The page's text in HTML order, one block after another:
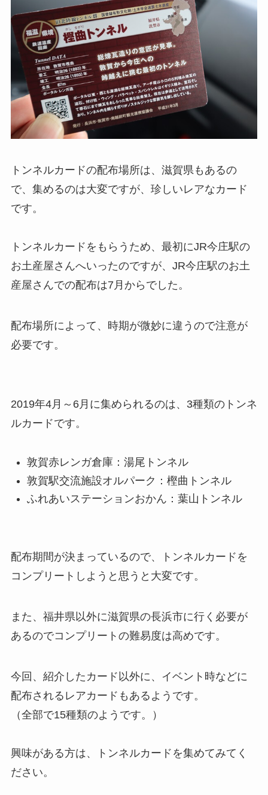
トンネルカードの配布場所は、滋賀県もあるの
で、集めるのは大変ですが、珍しいレアなカード
です。
トンネルカードをもらうため、最初にJR今庄駅の
お土産屋さんへいったのですが、JR今庄駅のお土
産屋さんでの配布は7月からでした。
配布場所によって、時期が微妙に違うので注意が
必要です。
2019年4月～6月に集められるのは、3種類のトンネ
ルカードです。
敦賀赤レンガ倉庫：湯尾トンネル
敦賀駅交流施設オルパーク：樫曲トンネル
ふれあいステーションおかん：葉山トンネル
配布期間が決まっているので、トンネルカードを
コンプリートしようと思うと大変です。
また、福井県以外に滋賀県の長浜市に行く必要が
あるのでコンプリートの難易度は高めです。
今回、紹介したカード以外に、イベント時などに
配布されるレアカードもあるようです。
（全部で15種類のようです。）
興味がある方は、トンネルカードを集めてみてく
ださい。